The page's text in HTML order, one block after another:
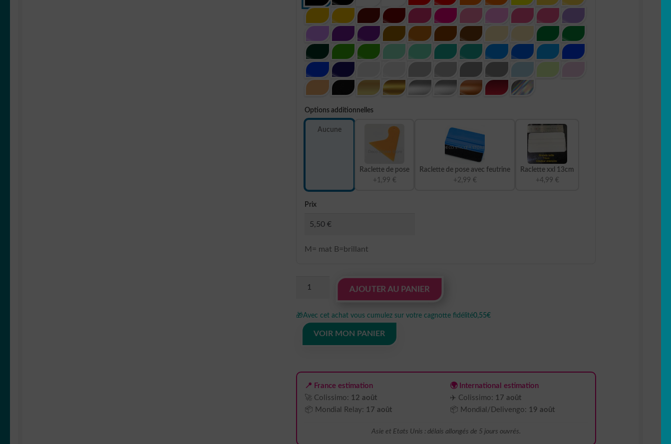
Options additionnelles
Aucune
Raclette de pose
+1,99 €
Raclette de pose avec feutrine
+2,99 €
Raclette xxl 13cm
+4,99 €
Prix
M= mat B=brillant
Autocollant
koala
ours
plante
animaux
AN2440
AJOUTER AU PANIER
🎁Avec cet achat vous cumulez sur votre cagnotte fidélité0,55€
VOIR MON PANIER
📍 France estimation
🚀 Colissimo: 12 août
📦 Mondial Relay: 17 août
🌍 International estimation
✈️ Colissimo: 17 août
📦 Mondial/Delivengo: 19 août
Asie et Etats Unis : délais allongés de 5 jours ouvrés.